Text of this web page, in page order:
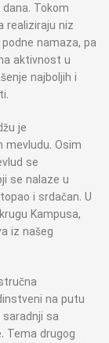
Tokom
realiziraju niz
namaza, pa
aktivnost u
najboljih i
je
mevludu. Osim
se
se nalaze u
i srdačan. U
Kampusa,
iz našeg
na putu
saradnji sa
Tema drugog